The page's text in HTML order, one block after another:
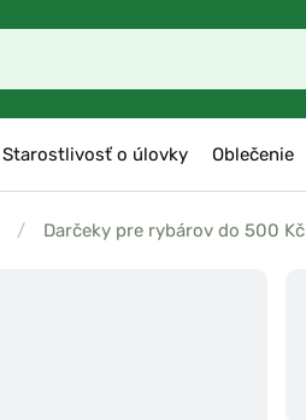
Starostlivosť o úlovky Oblečenie
/ Darčeky pre rybárov do 500 Kč